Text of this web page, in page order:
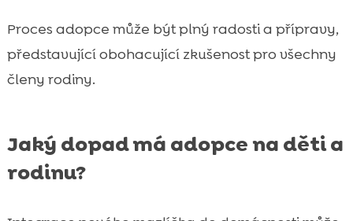
Proces adopce může být plný radosti a přípravy,
představující obohacující zkušenost pro všechny
členy rodiny.
Jaký dopad má adopce na děti a
rodinu?